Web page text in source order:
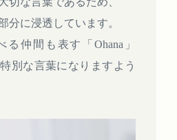
分に浸透しています。
仲間も表す「Ohana」
別な言葉になりますよう